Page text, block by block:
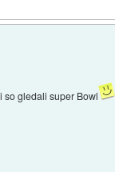
so gledali super Bowl